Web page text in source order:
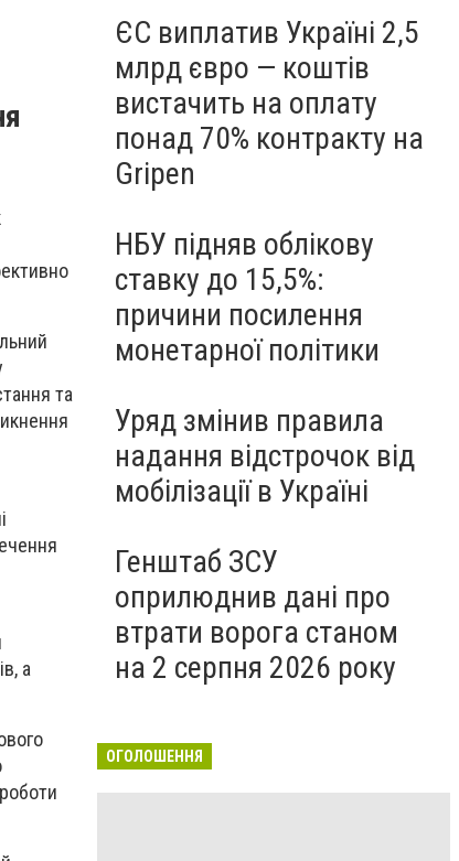
та
а
ЄС виплатив Україні 2,5
млрд євро — коштів
вистачить на оплату
понад 70% контракту на
Gripen
НБУ підняв облікову
ставку до 15,5%:
причини посилення
монетарної політики
Уряд змінив правила
надання відстрочок від
мобілізації в Україні
Генштаб ЗСУ
оприлюднив дані про
втрати ворога станом
на 2 серпня 2026 року
ОГОЛОШЕННЯ